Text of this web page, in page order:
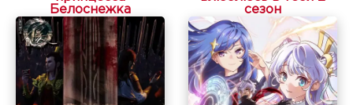
Белоснежка
сезон